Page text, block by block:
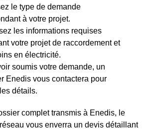
le type de demande
à votre projet.
les informations requises
votre projet de raccordement et
en électricité.
soumis votre demande, un
Enedis vous contactera pour
détails.
complet transmis à Enedis, le
vous enverra un devis détaillant